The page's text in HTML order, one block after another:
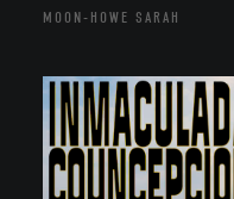
MOON-HOWE SARAH